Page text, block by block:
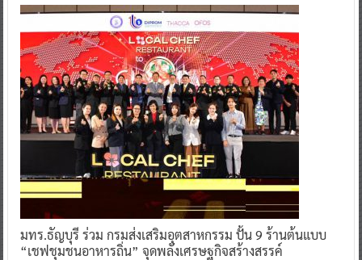
มทร.ธัญบุรี ร่วม กรมส่งเสริมอุตสาหกรรม ปั้น 9 ร้านต้นแบบ
“เชฟชุมชนอาหารถิ่น” จุดพลังเศรษฐกิจสร้างสรรค์